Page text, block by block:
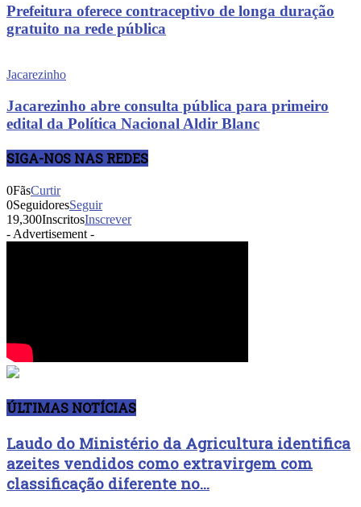
Prefeitura oferece contraceptivo de longa duração
gratuito na rede pública
Jacarezinho
Jacarezinho abre consulta pública para primeiro
edital da Política Nacional Aldir Blanc
SIGA-NOS NAS REDES
0FãsCurtir
0SeguidoresSeguir
19,300InscritosInscrever
- Advertisement -
ÚLTIMAS NOTÍCIAS
Laudo do Ministério da Agricultura identifica
azeites vendidos como extravirgem com
classificação diferente no...